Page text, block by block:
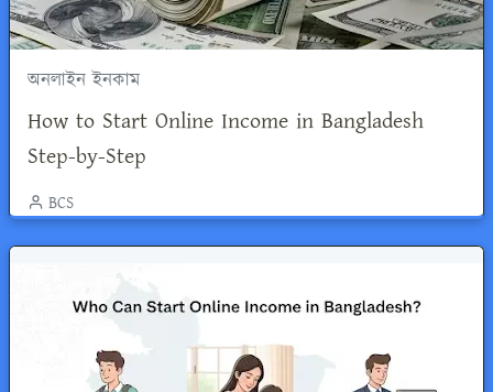
অনলাইন ইনকাম
How to Start Online Income in Bangladesh
Step-by-Step
BCS